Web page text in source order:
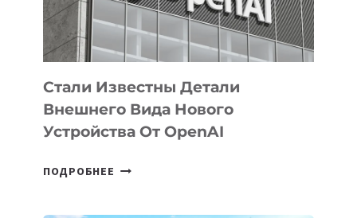
ИСКУССТВЕННОГО
ИНТЕЛЛЕКТА
Стали Известны Детали
Внешнего Вида Нового
Устройства От OpenAI
ПОДРОБНЕЕ СТАЛИ